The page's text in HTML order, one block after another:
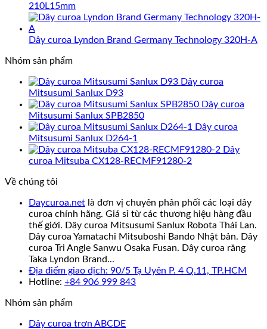
210L15mm
Dây curoa Lyndon Brand Germany Technology 320H-A
Nhóm sản phẩm
Dây curoa
Mitsusumi Sanlux D93
Dây curoa
Mitsusumi Sanlux SPB2850
Dây curoa
Mitsusumi Sanlux D264-1
Dây
curoa Mitsuba CX128-RECMF91280-2
Về chúng tôi
Daycuroa.net là đơn vị chuyên phân phối các loại dây
curoa chính hãng. Giá sỉ từ các thương hiệu hàng đầu
thế giới. Dây curoa Mitsusumi Sanlux Robota Thái Lan.
Dây curoa Yamatachi Mitsuboshi Bando Nhật bản. Dây
curoa Tri Angle Sanwu Osaka Fusan. Dây curoa răng
Taka Lyndon Brand...
Địa điểm giao dịch: 90/5 Tạ Uyên P. 4 Q.11, TP.HCM
Hotline: +84 906 999 843
Nhóm sản phẩm
Dây curoa trơn ABCDE